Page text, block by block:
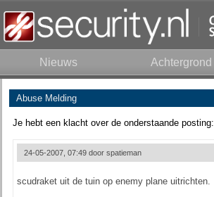
Nieuws Achtergrond
Abuse Melding
Je hebt een klacht over de onderstaande posting:
24-05-2007, 07:49 door spatieman
scudraket uit de tuin op enemy plane uitrichten.